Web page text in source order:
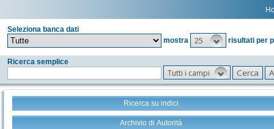
Seleziona banca dati
mostra
25 risultati per
Ricerca semplice
Tutti i campi
Ricerca su indici
Archivio di Autorità